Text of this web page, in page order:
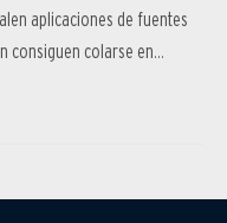
aplicaciones de fuentes
consiguen colarse en...